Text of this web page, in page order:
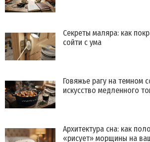
Секреты маляра: как
сойти с ума
Говяжье рагу на темном
искусство медленного
Архитектура сна: как
«рисует» морщины на